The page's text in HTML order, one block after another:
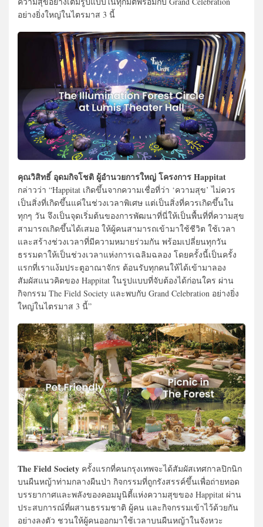
อย่างยิ่งใหญ่ในไตรมาส 3 นี้
คุณวิสิทธิ์ อุดมกิจโชติ ผู้อำนวยการใหญ่ โครงการ Happitat
กล่าวว่า “Happitat เกิดขึ้นจากความเชื่อที่ว่า ‘ความสุข’ ไม่ควร
เป็นสิ่งที่เกิดขึ้นแค่ในช่วงเวลาพิเศษ แต่เป็นสิ่งที่ควรเกิดขึ้นใน
ทุกๆ วัน จึงเป็นจุดเริ่มต้นของการพัฒนาที่นี่ให้เป็นพื้นที่ที่ความสุข
สามารถเกิดขึ้นได้เสมอ ให้ผู้คนสามารถเข้ามาใช้ชีวิต ใช้เวลา
และสร้างช่วงเวลาที่มีความหมายร่วมกัน พร้อมเปลี่ยนทุกวัน
ธรรมดาให้เป็นช่วงเวลาแห่งการเฉลิมฉลอง โดยครั้งนี้เป็นครั้ง
แรกที่เราแง้มประตูอาณาจักร ต้อนรับทุกคนให้ได้เข้ามาลอง
สัมผัสแนวคิดของ Happitat ในรูปแบบที่จับต้องได้ก่อนใคร ผ่าน
กิจกรรม The Field Society และพบกับ Grand Celebration อย่างยิ่ง
ใหญ่ในไตรมาส 3 นี้”
The Field Society ครั้งแรกที่คนกรุงเทพจะได้สัมผัสเทศกาลปิกนิก
บนผืนหญ้าท่ามกลางผืนป่า กิจกรรมที่ถูกรังสรรค์ขึ้นเพื่อถ่ายทอด
บรรยากาศและพลังของคอมมูนิตี้แห่งความสุขของ Happitat ผ่าน
ประสบการณ์ที่ผสานธรรมชาติ ผู้คน และกิจกรรมเข้าไว้ด้วยกัน
อย่างลงตัว ชวนให้ผู้คนออกมาใช้เวลาบนผืนหญ้าในจังหวะ